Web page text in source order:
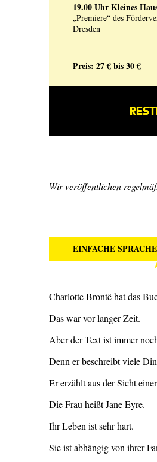
19.00 UhrKleines
„Premiere“ des
Dresden
Preis: 27 € bis 30 €
Wir veröffentlichen
EINFACHE SPRACHE
Charlotte Brontë hat das
Das war vor langer Zeit.
Aber der Text ist immer
Denn er beschreibt viele
Er erzählt aus der Sicht
Die Frau heißt Jane Eyre.
Ihr Leben ist sehr hart.
Sie ist abhängig von ihrer